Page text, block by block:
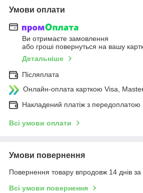
Умови оплати
Ви отримаєте замовлення
або гроші повернуться на вашу
Детальніше
Післяплата
Онлайн-оплата карткою Visa,
Накладений платіж з передоплатою
Всі умови оплати
Умови повернення
Повернення товару впродовж 14 днів
Всі умови повернення